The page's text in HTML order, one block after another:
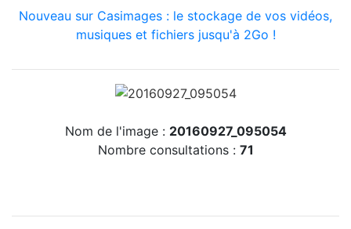
Nouveau sur Casimages : le stockage de vos vidéos,
musiques et fichiers jusqu'à 2Go !
Nom de l'image : 20160927_095054
Nombre consultations : 71